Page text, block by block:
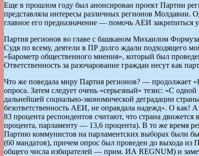
Еще в прошлом году был анонсирован проект Партии
представляла интересы различных регионов Молдавии.
главное его предназначение — помочь АЕИ закрепиться
Партия регионов во главе с башканом Михаилом
Судя по всему, деятели в ПР долго ждали подходящего
«Барометр общественного мнения», который был
Ответственность за разочарование граждан несут как
Что же поведала миру Партия регионов? — продолжает
опроса. Затем следует очень «серьезный» тезис: «С
дальнейшей социально-экономической деградации
безответственность АЕИ, не оправдала надежд». О как!
83 процента респондентов считают, что страна
процента, парламенту — 13,6 процента). В то же время
Партию коммунистов на парламентских выборах были бы
(60 мандатов), причем опрос был проведен до выхода
общего числа избирателей — прим. ИА REGNUM) и